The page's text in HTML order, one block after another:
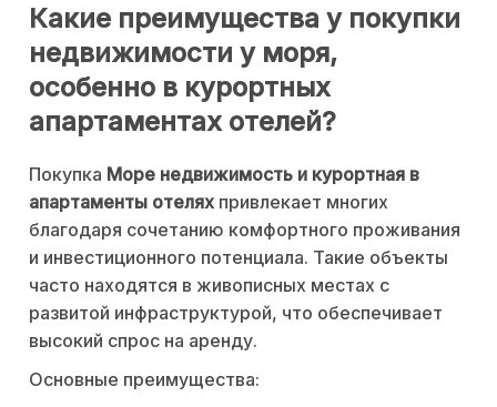
Какие преимущества у покупки
недвижимости у моря,
особенно в курортных
апартаментах отелей?
Покупка Море недвижимость и курортная в
апартаменты отелях привлекает многих
благодаря сочетанию комфортного проживания
и инвестиционного потенциала. Такие объекты
часто находятся в живописных местах с
развитой инфраструктурой, что обеспечивает
высокий спрос на аренду.
Основные преимущества: